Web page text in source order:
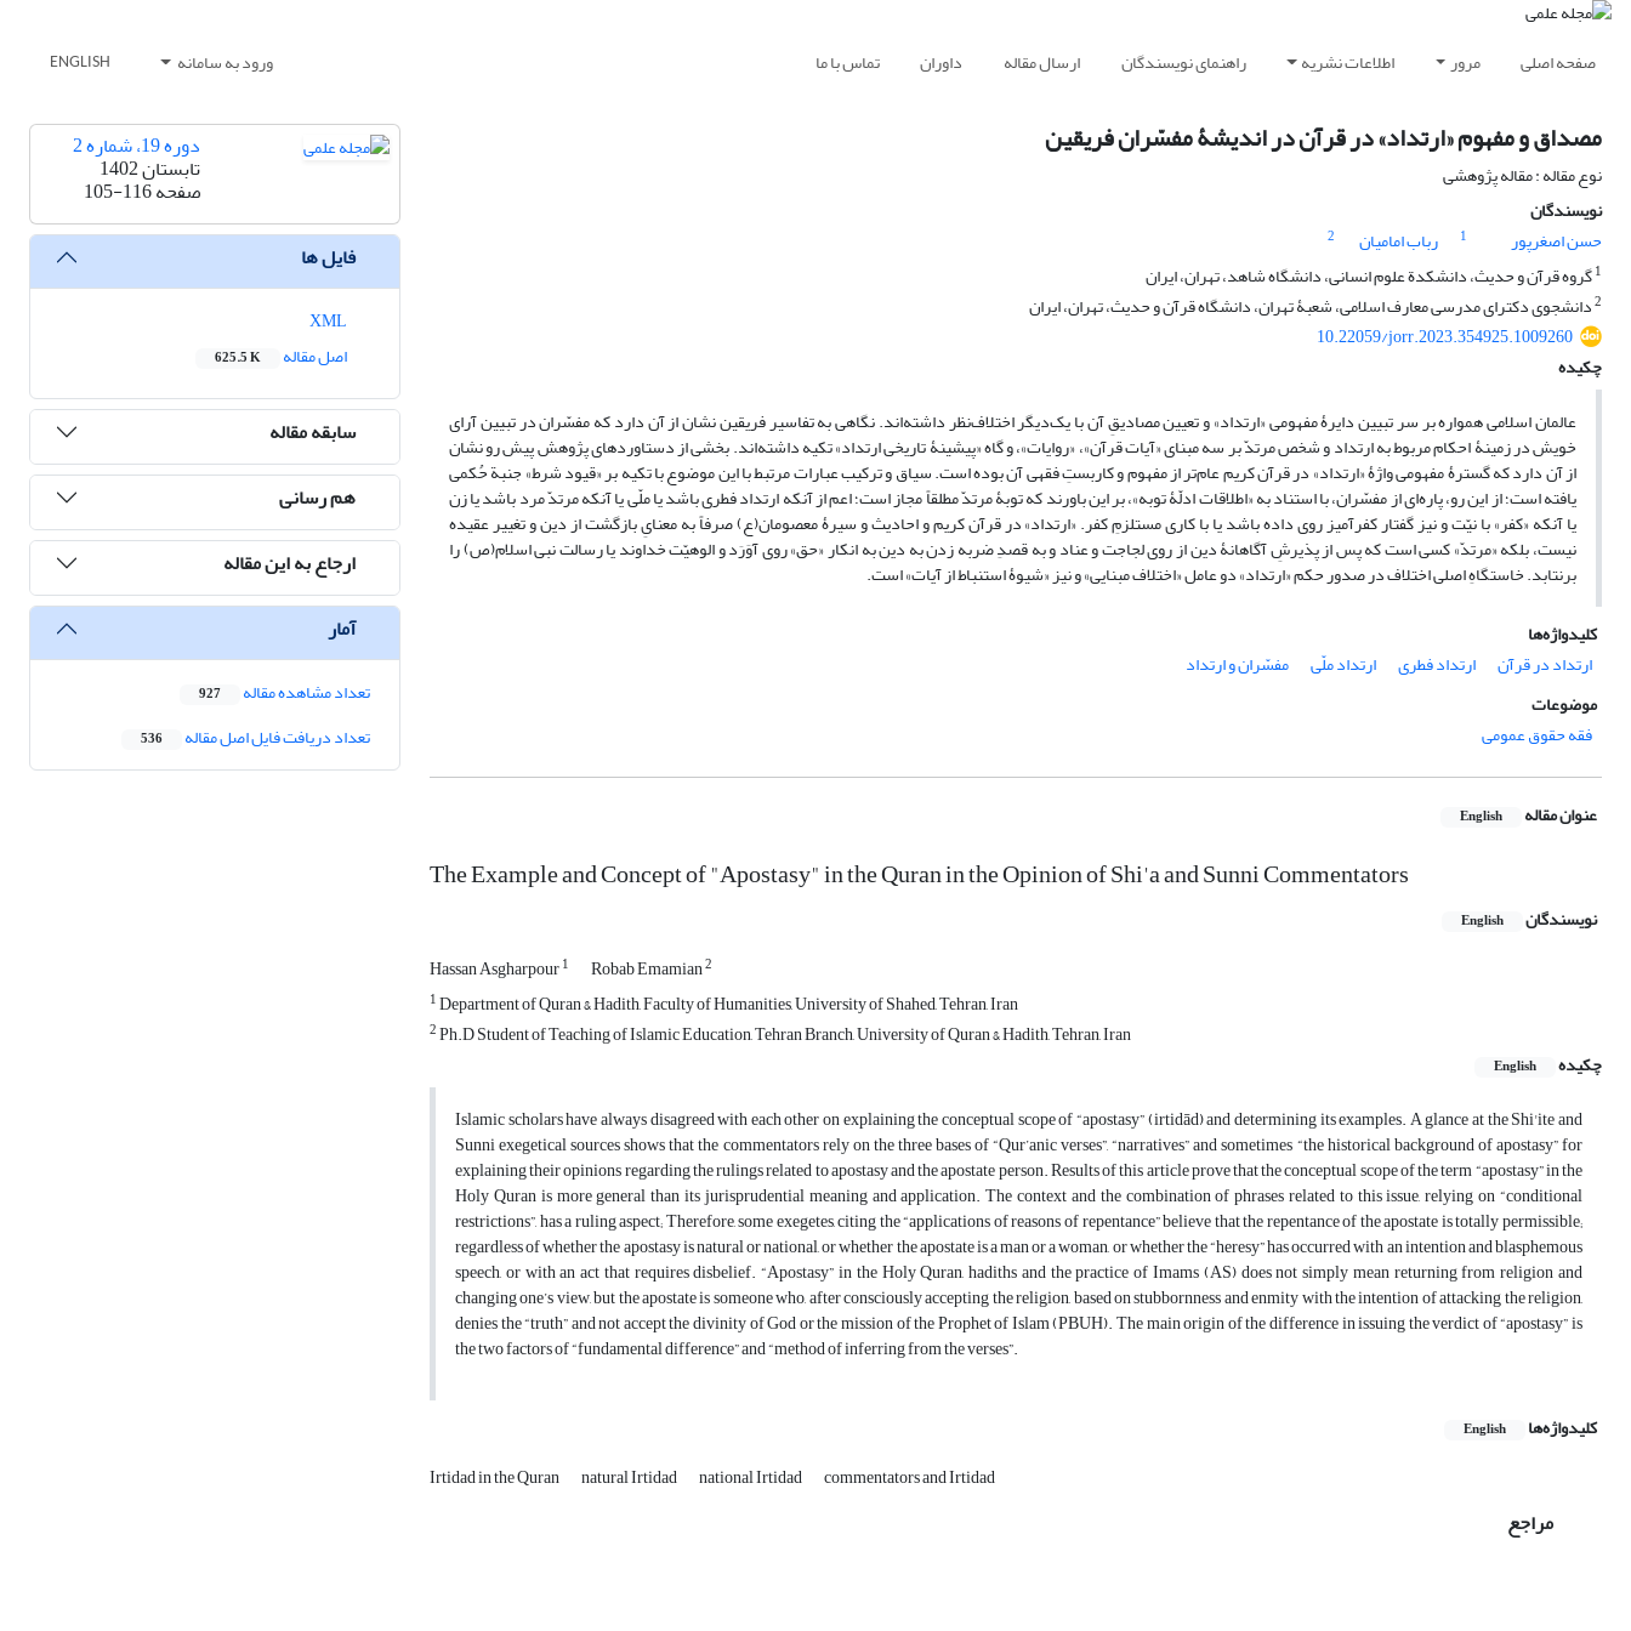
صفحه اصلی مرور اطلاعات نشریه راهنمای نویسندگان ارسال مقاله داوران تماس با ما ورود به سامانه ENGLISH
مصداق و مفهوم «ارتداد» در قرآن در اندیشۀ مفسّران فریقین
نوع مقاله : مقاله پژوهشی
نویسندگان
حسن اصغرپور
1 رباب امامیان
2
1گروه قرآن و حدیث، دانشکدة علوم انسانی، دانشگاه شاهد، تهران، ایران
2دانشجوی دکترای مدرسی معارف اسلامی، شعبۀ تهران، دانشگاه قرآن و حدیث، تهران، ایران
10.22059/jorr.2023.354925.1009260
چکیده
عالمان اسلامی همواره بر سر تبیین دایرۀ مفهومی «ارتداد» و تعیین مصادیقِ آن با یک‌دیگر اختلاف‌نظر داشته‌اند. نگاهی به تفاسیر فریقین نشان از آن دارد که مفسّران در تبیین آرای
خویش در زمینۀ احکام مربوط به ارتداد و شخص مرتدّ بر سه مبنای «آیات قرآن»، «روایات»، و گاه «پیشینۀ تاریخی ارتداد» تکیه داشته‌‌اند. بخشی از دستاوردهای پژوهش پیش ‌رو نشان
از آن دارد که گسترۀ مفهومی واژۀ «ارتداد» در قرآن کریم عام‌تر از مفهوم و کاربستِ فقهی آن بوده است. سیاق و ترکیب عبارات مرتبط با این موضوع با تکیه بر «قیود شرط» جنبة حُکمی
یافته است؛ از این رو، پاره‌ای از مفسّران، با استناد به «اطلاقات ادلّۀ توبه»، بر این باورند که توبۀ مرتدّ مطلقاً مجاز است؛ اعم از آنکه ارتداد فطری باشد یا ملّی یا آنکه مرتدّ مرد باشد یا زن
یا آنکه «کفر» با نیّت و نیز گفتار کفرآمیز روی داده باشد یا با کاری مستلزمِ کفر. «ارتداد» در قرآن کریم و احادیث و سیرۀ معصومان(ع) صرفاً به معنایِ بازگشت از دین و تغییر عقیده
نیست، بلکه «مرتدّ» کسی است که پس از پذیرشِ آگاهانۀ دین از روی لجاجت و عناد و به قصدِ ضربه زدن به دین به انکار «حق» روی آوَرَد و الوهیّت خداوند یا رسالت نبی اسلام(ص) را
برنتابد. خاستگاهِ اصلی اختلاف در صدور حکم «ارتداد» دو عامل «اختلاف مبنایی» و نیز «شیوۀ استنباط از آیات» است.
کلیدواژه‌ها
ارتداد در قرآن
ارتداد فطری ارتداد ملّی
مفسّران و ارتداد
موضوعات
فقه حقوق عمومی
عنوان مقاله English
The Example and Concept of "Apostasy" in the Quran in the Opinion of Shi'a and Sunni Commentators
نویسندگان English
Hassan Asgharpour1 Robab Emamian2
1Department of Quran & Hadith, Faculty of Humanities, University of Shahed, Tehran, Iran
2Ph.D Student of Teaching of Islamic Education, Tehran Branch, University of Quran & Hadith, Tehran, Iran
چکیده
English
Islamic scholars have always disagreed with each other on explaining the conceptual scope of “apostasy” (irtidād) and determining its examples. A glance at the Shi'ite and
Sunni exegetical sources shows that the commentators rely on the three bases of “Qur’anic verses”, “narratives” and sometimes “the historical background of apostasy” for
explaining their opinions regarding the rulings related to apostasy and the apostate person. Results of this article prove that the conceptual scope of the term “apostasy” in the
Holy Quran is more general than its jurisprudential meaning and application. The context and the combination of phrases related to this issue, relying on “conditional
restrictions”, has a ruling aspect; Therefore, some exegetes, citing the “applications of reasons of repentance” believe that the repentance of the apostate is totally permissible;
regardless of whether the apostasy is natural or national, or whether the apostate is a man or a woman, or whether the “heresy” has occurred with an intention and blasphemous
speech, or with an act that requires disbelief. “Apostasy” in the Holy Quran, hadiths and the practice of Imams (AS) does not simply mean returning from religion and
changing one’s view, but the apostate is someone who, after consciously accepting the religion, based on stubbornness and enmity with the intention of attacking the religion,
denies the “truth” and not accept the divinity of God or the mission of the Prophet of Islam (PBUH). The main origin of the difference in issuing the verdict of “apostasy” is
the two factors of “fundamental difference” and “method of inferring from the verses”.
کلیدواژه‌ها English
Irtidad in the Quran natural Irtidad national Irtidad commentators and Irtidad
مراجع
دوره 19، شماره 2
تابستان 1402
صفحه105-116
فایل ها
اصل مقاله
625.5 K
سابقه مقاله
هم رسانی
ارجاع به این مقاله
آمار
تعداد مشاهده مقاله 927
تعداد دریافت فایل اصل مقاله 536